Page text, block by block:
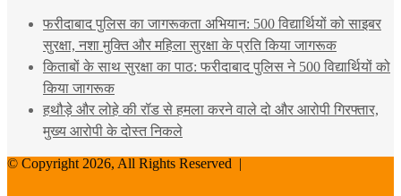
फरीदाबाद पुलिस का जागरूकता अभियान: 500 विद्यार्थियों को साइबर
सुरक्षा, नशा मुक्ति और महिला सुरक्षा के प्रति किया जागरूक
किताबों के साथ सुरक्षा का पाठ: फरीदाबाद पुलिस ने 500 विद्यार्थियों को
किया जागरूक
हथौड़े और लोहे की रॉड से हमला करने वाले दो और आरोपी गिरफ्तार,
मुख्य आरोपी के दोस्त निकले
© Copyright 2026, All Rights Reserved |